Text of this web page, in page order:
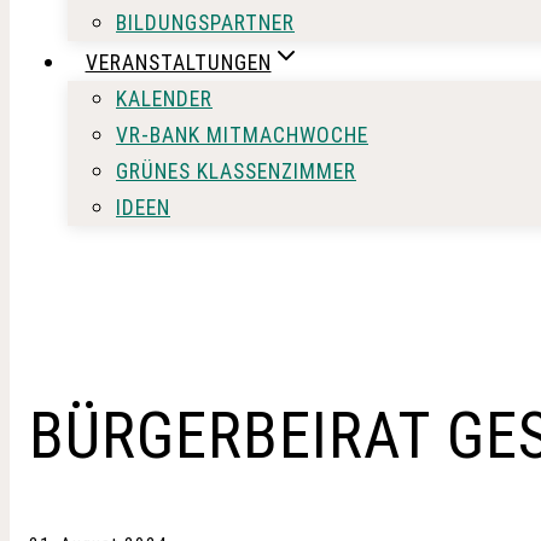
BILDUNGSPARTNER
VERANSTALTUNGEN
KALENDER
VR-BANK MITMACHWOCHE
GRÜNES KLASSENZIMMER
IDEEN
BÜRGERBEIRAT